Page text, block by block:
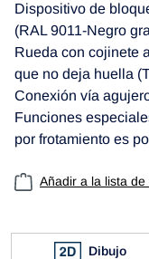
Dispositivo de
(RAL 9011-Negro
Rueda con cojinete
que no deja huella
Conexión vía
Funciones
por frotamiento es
Añadir a la lista de
Dibujo